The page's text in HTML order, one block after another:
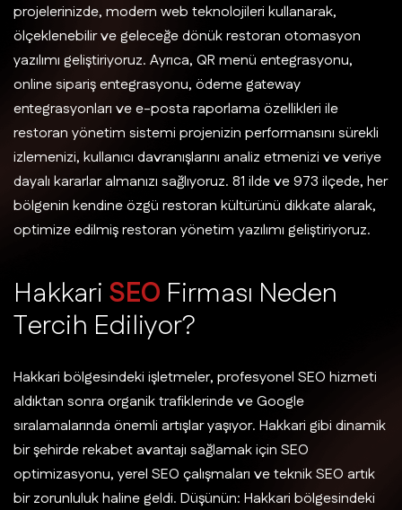
projelerinizde, modern web teknolojileri kullanarak,
ölçeklenebilir ve geleceğe dönük restoran otomasyon
yazılımı geliştiriyoruz. Ayrıca, QR menü entegrasyonu,
online sipariş entegrasyonu, ödeme gateway
entegrasyonları ve e-posta raporlama özellikleri ile
restoran yönetim sistemi projenizin performansını sürekli
izlemenizi, kullanıcı davranışlarını analiz etmenizi ve veriye
dayalı kararlar almanızı sağlıyoruz. 81 ilde ve 973 ilçede, her
bölgenin kendine özgü restoran kültürünü dikkate alarak,
optimize edilmiş restoran yönetim yazılımı geliştiriyoruz.
Hakkari SEO Firması Neden
Tercih Ediliyor?
Hakkari bölgesindeki işletmeler, profesyonel SEO hizmeti
aldıktan sonra organik trafiklerinde ve Google
sıralamalarında önemli artışlar yaşıyor. Hakkari gibi dinamik
bir şehirde rekabet avantajı sağlamak için SEO
optimizasyonu, yerel SEO çalışmaları ve teknik SEO artık
bir zorunluluk haline geldi. Düşünün: Hakkari bölgesindeki